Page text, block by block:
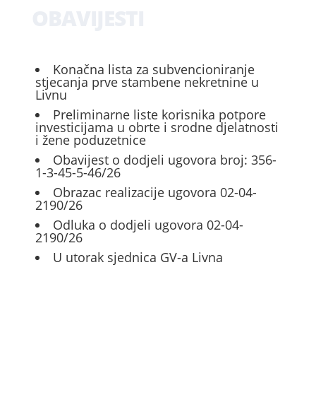
Konačna lista za subvencioniranje
stjecanja prve stambene nekretnine u
Livnu
Preliminarne liste korisnika potpore
investicijama u obrte i srodne djelatnosti
i žene poduzetnice
Obavijest o dodjeli ugovora broj: 356-
1-3-45-5-46/26
Obrazac realizacije ugovora 02-04-
2190/26
Odluka o dodjeli ugovora 02-04-
2190/26
U utorak sjednica GV-a Livna